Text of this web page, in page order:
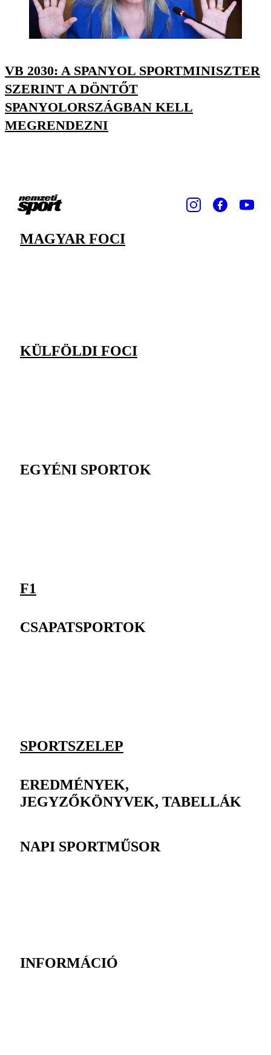
VB 2030: A SPANYOL SPORTMINISZTER
SZERINT A DÖNTŐT
SPANYOLORSZÁGBAN KELL
MEGRENDEZNI
MAGYAR FOCI
KÜLFÖLDI FOCI
EGYÉNI SPORTOK
F1
CSAPATSPORTOK
SPORTSZELEP
EREDMÉNYEK,
JEGYZŐKÖNYVEK, TABELLÁK
NAPI SPORTMŰSOR
INFORMÁCIÓ